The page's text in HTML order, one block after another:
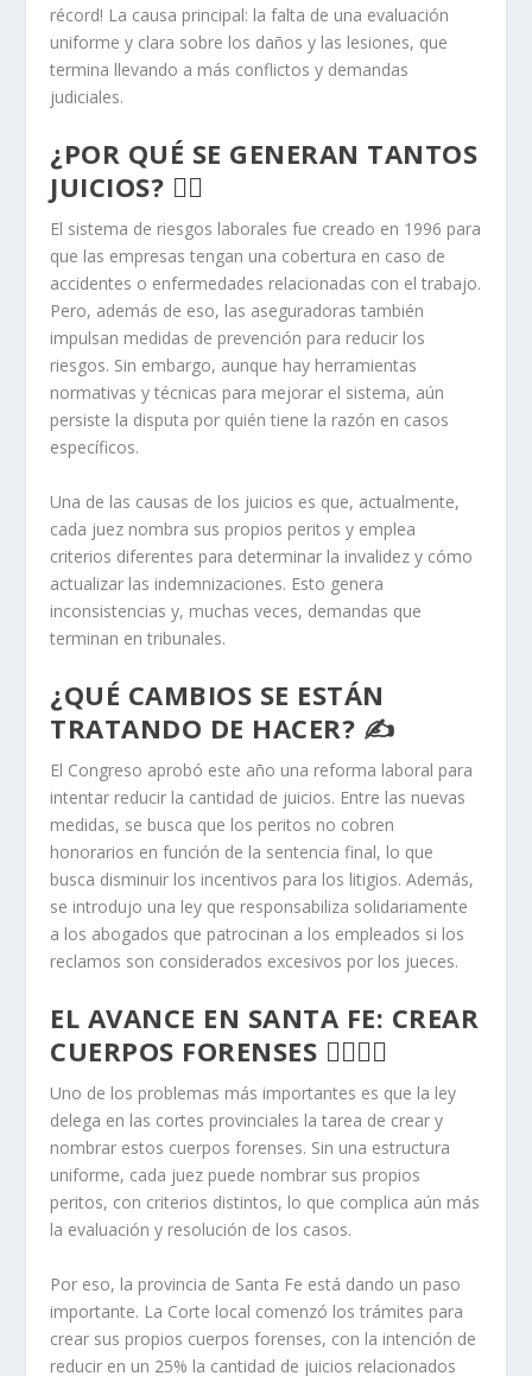
récord! La causa principal: la falta de una evaluación
uniforme y clara sobre los daños y las lesiones, que
termina llevando a más conflictos y demandas
judiciales.
¿POR QUÉ SE GENERAN TANTOS
JUICIOS? 🤷‍♂️
El sistema de riesgos laborales fue creado en 1996 para
que las empresas tengan una cobertura en caso de
accidentes o enfermedades relacionadas con el trabajo.
Pero, además de eso, las aseguradoras también
impulsan medidas de prevención para reducir los
riesgos. Sin embargo, aunque hay herramientas
normativas y técnicas para mejorar el sistema, aún
persiste la disputa por quién tiene la razón en casos
específicos.
Una de las causas de los juicios es que, actualmente,
cada juez nombra sus propios peritos y emplea
criterios diferentes para determinar la invalidez y cómo
actualizar las indemnizaciones. Esto genera
inconsistencias y, muchas veces, demandas que
terminan en tribunales.
¿QUÉ CAMBIOS SE ESTÁN
TRATANDO DE HACER? ✍️
El Congreso aprobó este año una reforma laboral para
intentar reducir la cantidad de juicios. Entre las nuevas
medidas, se busca que los peritos no cobren
honorarios en función de la sentencia final, lo que
busca disminuir los incentivos para los litigios. Además,
se introdujo una ley que responsabiliza solidariamente
a los abogados que patrocinan a los empleados si los
reclamos son considerados excesivos por los jueces.
EL AVANCE EN SANTA FE: CREAR
CUERPOS FORENSES 👩‍⚖️👨‍⚖️
Uno de los problemas más importantes es que la ley
delega en las cortes provinciales la tarea de crear y
nombrar estos cuerpos forenses. Sin una estructura
uniforme, cada juez puede nombrar sus propios
peritos, con criterios distintos, lo que complica aún más
la evaluación y resolución de los casos.
Por eso, la provincia de Santa Fe está dando un paso
importante. La Corte local comenzó los trámites para
crear sus propios cuerpos forenses, con la intención de
reducir en un 25% la cantidad de juicios relacionados